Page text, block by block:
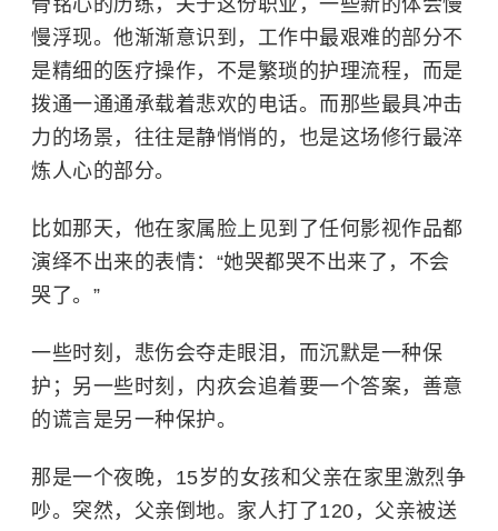
慢浮现。他渐渐意识到，工作中最艰难的部分不
是精细的医疗操作，不是繁琐的护理流程，而是
拨通一通通承载着悲欢的电话。而那些最具冲击
力的场景，往往是静悄悄的，也是这场修行最淬
炼人心的部分。
比如那天，他在家属脸上见到了任何影视作品都
演绎不出来的表情：“她哭都哭不出来了，不会
哭了。”
一些时刻，悲伤会夺走眼泪，而沉默是一种保
护；另一些时刻，内疚会追着要一个答案，善意
的谎言是另一种保护。
那是一个夜晚，15岁的女孩和父亲在家里激烈争
吵。突然，父亲倒地。家人打了120，父亲被送